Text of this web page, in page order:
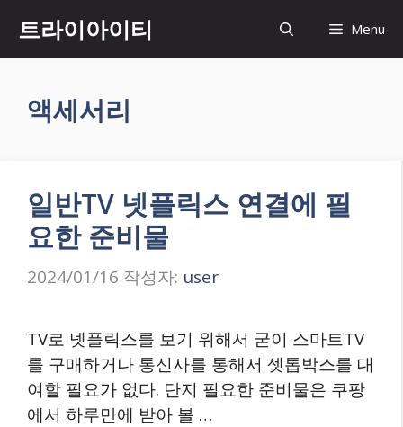
츠
트라이아이티 Menu
액세서리
일반TV 넷플릭스 연결에 필
요한 준비물
2024/01/16 작성자: user
TV로 넷플릭스를 보기 위해서 굳이 스마트TV
를 구매하거나 통신사를 통해서 셋톱박스를 대
여할 필요가 없다. 단지 필요한 준비물은 쿠팡
에서 하루만에 받아 볼 …